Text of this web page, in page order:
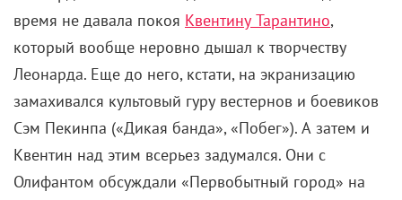
который вообще неровно дышал к творчеству
Леонарда. Еще до него, кстати, на экранизацию
замахивался культовый гуру вестернов и боевиков
Сэм Пекинпа («Дикая банда», «Побег»). А затем и
Квентин над этим всерьез задумался. Они с
Олифантом обсуждали «Первобытный город» на
съемках «Однажды в… Голливуде», но в итоге